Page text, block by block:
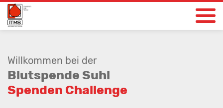
Dabei sein lohnt
Startunternehmen
Willkommen bei der
Blutspende Suhl
Spenden Challenge